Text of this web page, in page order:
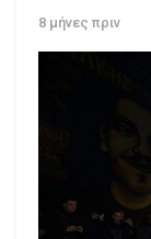
8 μήνες πριν